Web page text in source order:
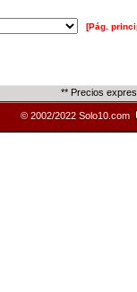
[Pág.
** Precios
© 2002/2022 Solo10.com